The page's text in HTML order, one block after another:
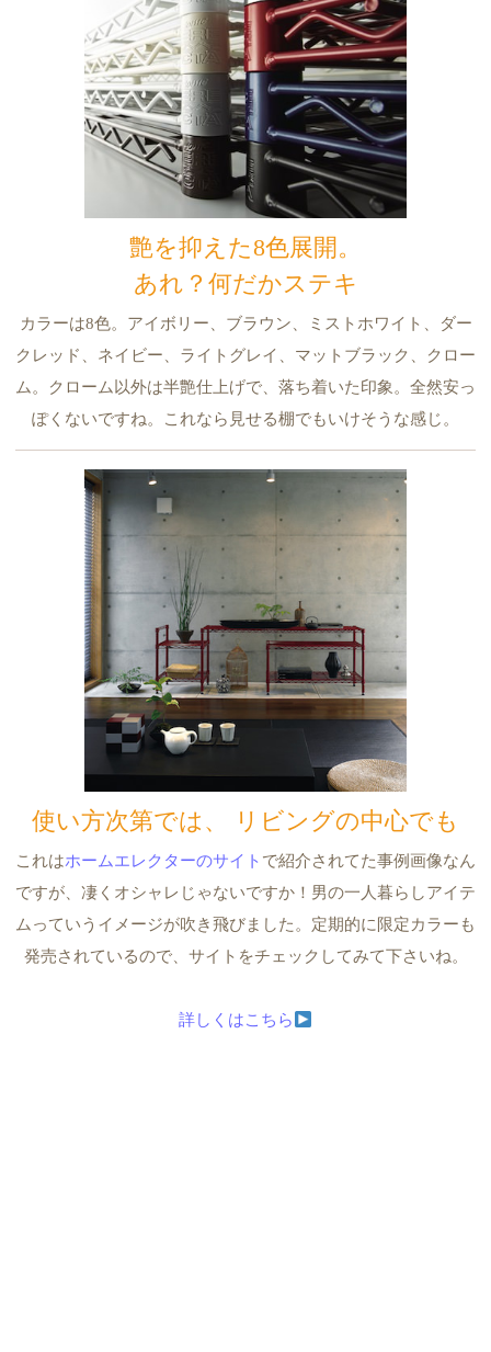
艶を抑えた8色展開。
あれ？何だかステキ
カラーは8色。アイボリー、ブラウン、ミストホワイト、ダー
クレッド、ネイビー、ライトグレイ、マットブラック、クロー
ム。クローム以外は半艶仕上げで、落ち着いた印象。全然安っ
ぽくないですね。これなら見せる棚でもいけそうな感じ。
使い方次第では、 リビングの中心でも
これはホームエレクターのサイト で紹介されてた事例画像なん
ですが、凄くオシャレじゃないですか！男の一人暮らしアイテ
ムっていうイメージが吹き飛びました。定期的に限定カラーも
発売されているので、サイトをチェックしてみて下さいね。
詳しくはこちら